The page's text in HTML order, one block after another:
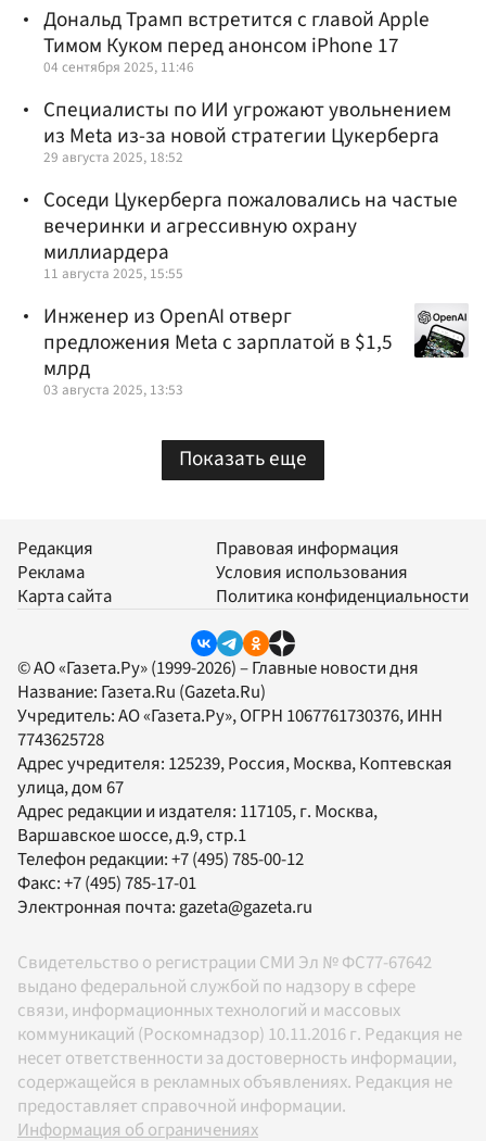
Дональд Трамп встретится с главой Apple
Тимом Куком перед анонсом iPhone 17
04 сентября 2025, 11:46
Специалисты по ИИ угрожают увольнением
из Meta из-за новой стратегии Цукерберга
29 августа 2025, 18:52
Соседи Цукерберга пожаловались на частые
вечеринки и агрессивную охрану
миллиардера
11 августа 2025, 15:55
Инженер из OpenAI отверг
предложения Meta с зарплатой в $1,5
млрд
03 августа 2025, 13:53
Показать еще
Редакция
Реклама
Карта сайта
Правовая информация
Условия использования
Политика конфиденциальности
© АО «Газета.Ру» (1999-2026) – Главные новости дня
Название: Газета.Ru (Gazeta.Ru)
Учредитель:АО «Газета.Ру», ОГРН 1067761730376, ИНН
7743625728
Адрес учредителя: 125239, Россия, Москва, Коптевская
улица, дом 67
Адрес редакции и издателя: 117105, г. Москва,
Варшавское шоссе, д.9, стр.1
Телефон редакции:+7 (495) 785-00-12
Факс:+7 (495) 785-17-01
Электронная почта:gazeta@gazeta.ru
Свидетельство о регистрации СМИ Эл № ФС77-67642
выдано федеральной службой по надзору в сфере
связи, информационных технологий и массовых
коммуникаций (Роскомнадзор) 10.11.2016 г. Редакция не
несет ответственности за достоверность информации,
содержащейся в рекламных объявлениях. Редакция не
предоставляет справочной информации.
Информация об ограничениях